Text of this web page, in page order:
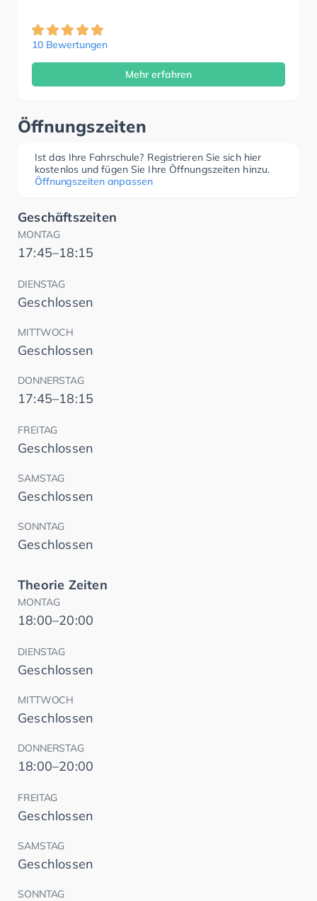
10 Bewertungen
Mehr erfahren
Öffnungszeiten
Ist das Ihre Fahrschule? Registrieren Sie sich hier
kostenlos und fügen Sie Ihre Öffnungszeiten hinzu.
Öffnungszeiten anpassen
Geschäftszeiten
MONTAG
17:45–18:15
DIENSTAG
Geschlossen
MITTWOCH
Geschlossen
DONNERSTAG
17:45–18:15
FREITAG
Geschlossen
SAMSTAG
Geschlossen
SONNTAG
Geschlossen
Theorie Zeiten
MONTAG
18:00–20:00
DIENSTAG
Geschlossen
MITTWOCH
Geschlossen
DONNERSTAG
18:00–20:00
FREITAG
Geschlossen
SAMSTAG
Geschlossen
SONNTAG